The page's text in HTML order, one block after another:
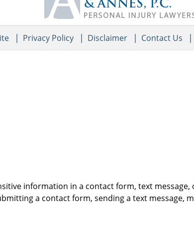
Privacy Policy Disclaimer Contact Us
information in a contact form, text
a contact form, sending a text message,